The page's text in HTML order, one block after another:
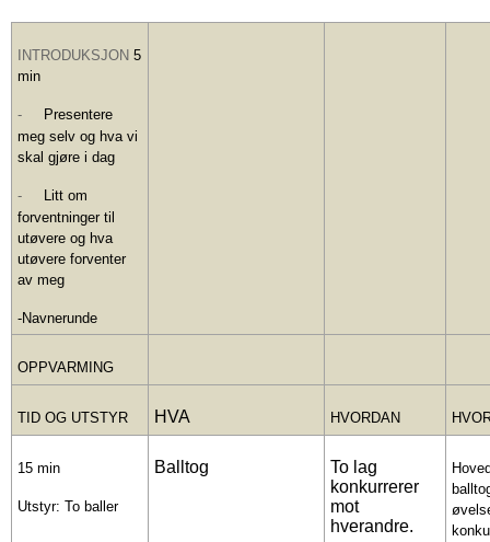
INTRODUKSJON5
min
-
Presentere
meg selv og hva vi
skal gjøre i dag
-
Litt om
forventninger til
utøvere og hva
utøvere forventer
av meg
-Navnerunde
OPPVARMING
TID OG UTSTYR HVA HVORDAN
15 min
Utstyr: To baller
Balltog
To lag
konkurrerer
mot
hverandre.